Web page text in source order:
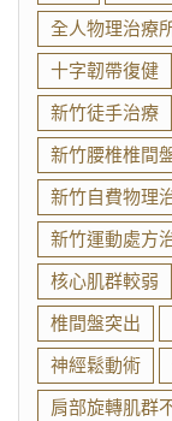
全人物理治療
十字韌帶復健
新竹徒手治療
新竹腰椎椎間
新竹自費物理
新竹運動處方
核心肌群較弱
椎間盤突出
神經鬆動術
肩部旋轉肌群